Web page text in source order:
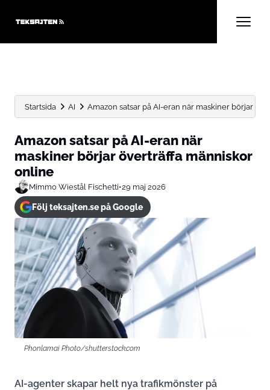
Startsida AI Amazon satsar på AI-eran när maskiner börjar
Amazon satsar på AI-eran när
maskiner börjar överträffa människor
online
Mimmo Wiestål Fischetti•29 maj 2026
Följ teksajten.se på Google
Phonlamai Photo/shutterstock.com
AI-agenter skapar helt nya trafikmönster på